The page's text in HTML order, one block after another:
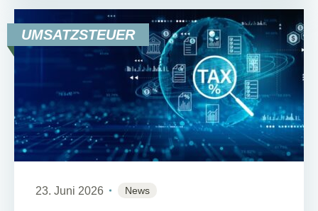
UMSATZSTEUER
23. Juni 2026 News